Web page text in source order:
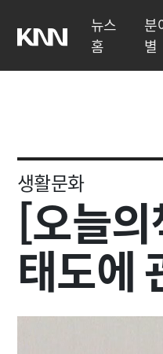
뉴스
홈
분
별
생활문화
[오늘
태도에